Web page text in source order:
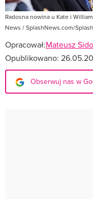
Radosna nowina u Kate i
News / SplashNews.com/
Opracował:Mateusz
Opublikowano:
Obserwuj nas w